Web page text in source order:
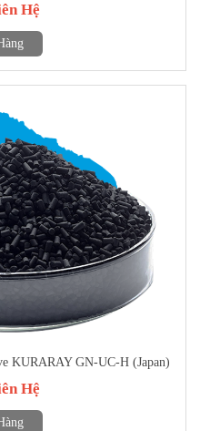
Hệ
KURARAY GN-UC-H (Japan)
Hệ